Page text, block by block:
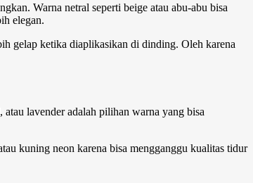
Warna netral seperti beige atau abu-abu bisa
elegan.
gelap ketika diaplikasikan di dinding. Oleh karena
lavender adalah pilihan warna yang bisa
kuning neon karena bisa mengganggu kualitas tidur